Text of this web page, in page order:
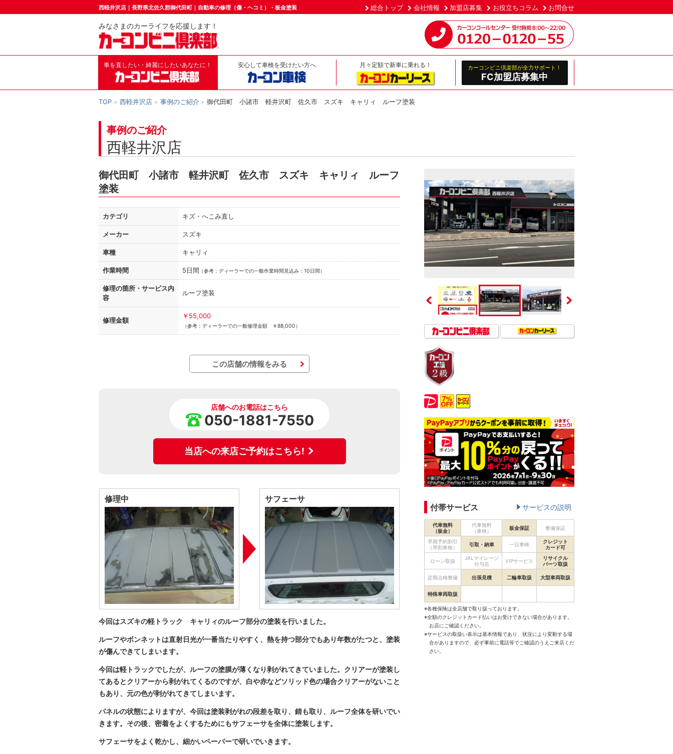
西軽井沢店｜長野県北佐久郡御代田町｜自動車の修理（傷・ヘコミ）・板金塗装 総合トップ 会社情報 加盟店募集 お役立ちコラム お問合せ
みなさまのカーライフを応援します！
車を直したい・綺麗にしたいあなたに！ 安心して車検を受けたい方へ 月々定額で新車に乗れる！ カーコンビニ倶楽部が全力サポート！
FC加盟店募集中
TOP 西軽井沢店 事例のご紹介 御代田町 小諸市 軽井沢町 佐久市 スズキ キャリィ ルーフ塗装
事例のご紹介
西軽井沢店
御代田町 小諸市 軽井沢町 佐久市 スズキ キャリィ ルーフ
塗装
カテゴリ キズ・へこみ直し
メーカー スズキ
車種 キャリィ
作業時間 5日間 （参考：ディーラーでの一般作業時間見込み：10日間）
修理の箇所・ サービス内
容
ルーフ塗装
修理金額
￥55,000
（参考：ディーラーでの一般修理金額 ￥88,000）
この店舗の情報をみる
店舗へのお電話はこちら
050-1881-7550
当店への来店ご予約はこちら!
修理中 サフェーサ
今回はスズキの軽トラック キャリィのルーフ部分の塗装を行いました。
ルーフやボンネットは直射日光が一番当たりやすく、熱を持つ部分でもあり年数がたつと、塗装
が傷んできてしまいます。
今回は軽トラックでしたが、ルーフの塗膜が薄くなり剥がれてきていました。クリアーが塗装し
てあるとクリアーから剥がれてくるのですが、白や赤などソリッド色の場合クリアーがないこと
もあり、元の色が剥がれてきてしまいます。
パネルの状態によりますが、今回は塗装剥がれの段差を取り、錆も取り、ルーフ全体を研いでい
きます。その後、密着をよくするためにもサフェーサを全体に塗装します。
サフェーサをよく乾かし、細かいペーパーで研いでいきます。
付帯サービス サービスの説明
代車無料
（板金）
代車無料
（車検）
板金保証 整備保証
早期予約割引
（早割車検）
引取・納車 一日車検
クレジット
カード可
ローン取扱
JALマイレージ
付与店
VIPサービス
リサイクル
パーツ取扱
定期点検整備 出張見積 二輪車取扱 大型車両取扱
特殊車両取扱
※各種保険は全店舗で取り扱っております。
※全額のクレジットカード払いはお受けできない場合があります。
お店にご確認ください。
※サービスの取扱い表示は基本情報であり、状況により変動する場
合がありますので、必ず事前に電話等でご確認のうえご来店くだ
さい。